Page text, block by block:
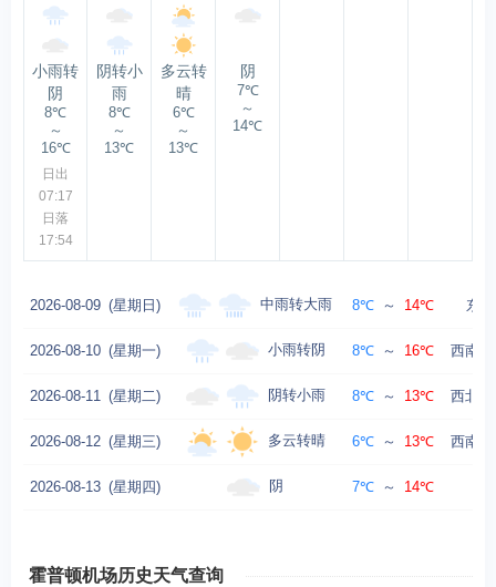
小雨转
阴
8℃
～
16℃
日出
07:17
日落
17:54
阴转小
雨
8℃
～
13℃
多云转
晴
6℃
～
13℃
阴
7℃
～
14℃
2026-08-09 (星期日) 中雨转大雨 8℃ ～ 14℃ 东
2026-08-10 (星期一) 小雨转阴 8℃ ～ 16℃ 西南
2026-08-11 (星期二) 阴转小雨 8℃ ～ 13℃ 西北
2026-08-12 (星期三) 多云转晴 6℃ ～ 13℃ 西南
2026-08-13 (星期四) 阴 7℃ ～ 14℃
霍普顿机场历史天气查询